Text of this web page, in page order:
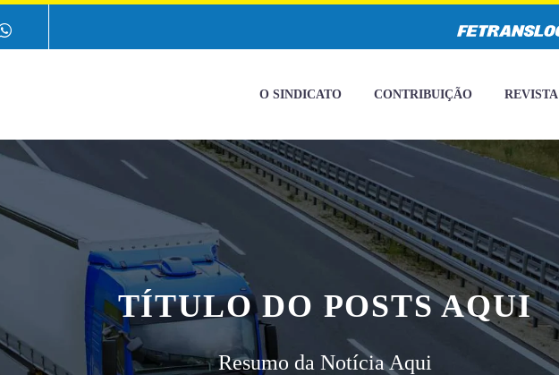
O SINDICATO CONTRIBUIÇÃO REVISTA
TÍTULO DO POSTS AQUI
Resumo da Notícia Aqui